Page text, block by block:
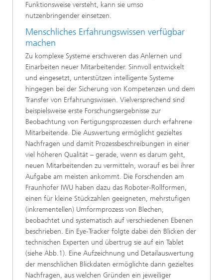
Funktionsweise versteht, kann sie umso
nutzenbringender einsetzen.
Menschliches Erfahrungswissen verfügbar
machen
Zu komplexe Systeme erschweren das Anlernen und
Einarbeiten neuer Mitarbeitender. Sinnvoll entwickelt
und eingesetzt, unterstützen intelligente Systeme
hingegen bei der Sicherung von Kompetenzen und dem
Transfer von Erfahrungswissen. Vielversprechend sind
beispielsweise erste Forschungsergebnisse zur
Beobachtung von Fertigungsprozessen durch erfahrene
Mitarbeitende. Die Auswertung ermöglicht gezieltes
Nachfragen und damit Prozessbeschreibungen in einer
viel höheren Qualität – gerade, wenn es darum geht,
neuen Mitarbeitenden zu vermitteln, worauf es bei ihrer
Aufgabe am meisten ankommt. Die Forschenden am
Fraunhofer IWU haben dazu das Roboter-Rollformen,
einen für kleine Stückzahlen geeigneten, mehrstufigen
(inkrementellen) Umformprozess von Blechen,
beobachtet und systematisch auf verschiedenen Ebenen
beschrieben. Ein Eye-Tracker folgte dabei den Blicken der
technischen Experten und übertrug sie auf ein Tablet
(siehe Abb.1). Eine Aufzeichnung und Detailauswertung
der menschlichen Blickdaten ermöglichte dann gezieltes
Nachfragen, aus welchen Gründen ein jeweiliger